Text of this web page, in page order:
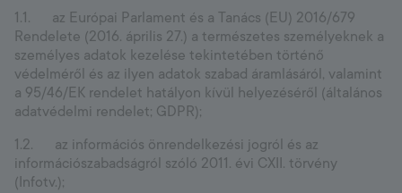
1.1. az Európai Parlament és a Tanács (EU) 2016/679
Rendelete (2016. április 27.) a természetes személyeknek a
személyes adatok kezelése tekintetében történő
védelméről és az ilyen adatok szabad áramlásáról, valamint
a 95/46/EK rendelet hatályon kívül helyezéséről (általános
adatvédelmi rendelet; GDPR);
1.2. az információs önrendelkezési jogról és az
információszabadságról szóló 2011. évi CXII. törvény
(Infotv.);